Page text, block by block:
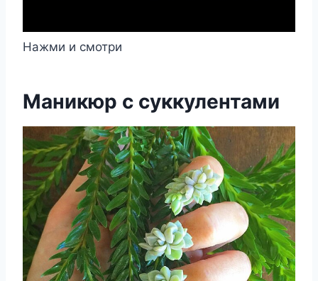
Нажми и смотри
Маникюр с суккулентами